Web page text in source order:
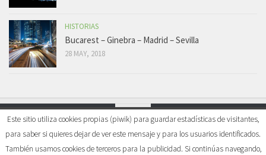
Este sitio utiliza cookies propias (piwik) para guardar estadísticas de visitantes,
para saber si quieres dejar de ver este mensaje y para los usuarios identificados.
También usamos cookies de terceros para la publicidad. Si continúas navegando,
HISTORIAS
Bucarest – Ginebra – Madrid – Sevilla
28 MAY, 2018
Mi visión del mundo © 2026. All Rights Reserved.
Powered byWordPress. Theme byAlx.